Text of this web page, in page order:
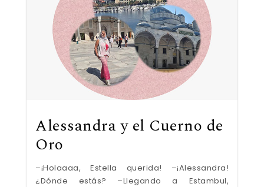
Alessandra y el Cuerno de
Oro
–¡Holaaaa, Estella querida! –¡Alessandra!
¿Dónde estás? –Llegando a Estambul,